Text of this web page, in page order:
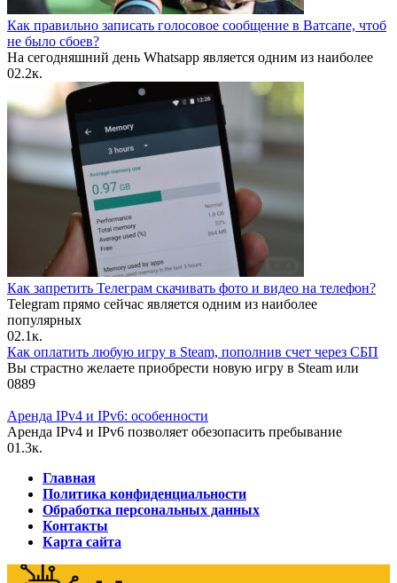
Как правильно записать голосовое сообщение в Ватсапе, чтоб
не было сбоев?
На сегодняшний день Whatsapp является одним из наиболее
02.2к.
Как запретить Телеграм скачивать фото и видео на телефон?
Telegram прямо сейчас является одним из наиболее
популярных
02.1к.
Как оплатить любую игру в Steam, пополнив счет через СБП
Вы страстно желаете приобрести новую игру в Steam или
0889
Аренда IPv4 и IPv6: особенности
Аренда IPv4 и IPv6 позволяет обезопасить пребывание
01.3к.
Главная
Политика конфиденциальности
Обработка персональных данных
Контакты
Карта сайта